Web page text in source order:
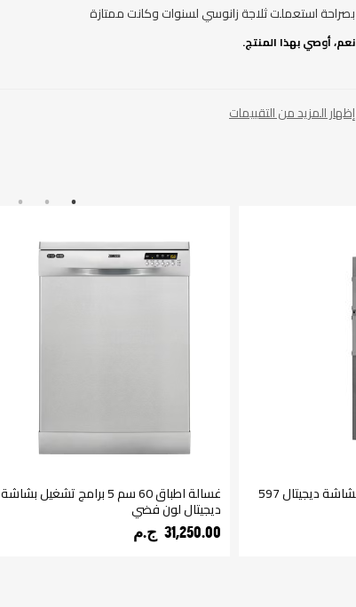
بصراحة استعملت ثلاجة زانوسي لسنوات وكانت ممتازة
نعم، أوصي بهذا المنتج.
إظهار المزيد من التقييمات
ثلاجة 2 باب نوفورست,ثلاجة بشاشة ديجيتال 597 غسالة اطباق 60 سم 5 برامج تشغيل بشاشة
ديجيتال لون فضي
31,250.00 ج.م‏